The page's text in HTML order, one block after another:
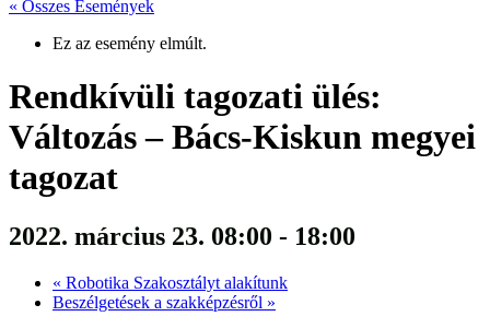
« Összes Események
Ez az esemény elmúlt.
Rendkívüli tagozati ülés:
Változás – Bács-Kiskun megyei
tagozat
2022. március 23. 08:00 - 18:00
« Robotika Szakosztályt alakítunk
Beszélgetések a szakképzésről »